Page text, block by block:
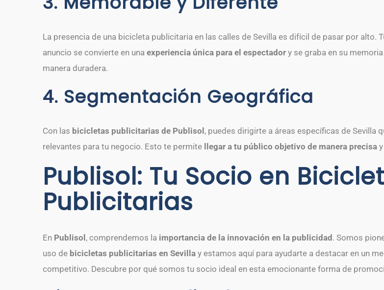
La presencia de una bicicleta publicitaria en las calles de Sevilla es difícil de pasar por alto.
anuncio se convierte en una experiencia única para el espectador y se graba en su
manera duradera.
4. Segmentación Geográfica
Con las bicicletas publicitarias de Publisol, puedes dirigirte a áreas específicas de Sevilla
relevantes para tu negocio. Esto te permite llegar a tu público objetivo de manera precisa
Publisol: Tu Socio en
Publicitarias
En Publisol, comprendemos la importancia de la innovación en la publicidad. Somos
uso de bicicletas publicitarias en Sevilla y estamos aquí para ayudarte a destacar en un
competitivo. Descubre por qué somos tu socio ideal en esta emocionante forma de